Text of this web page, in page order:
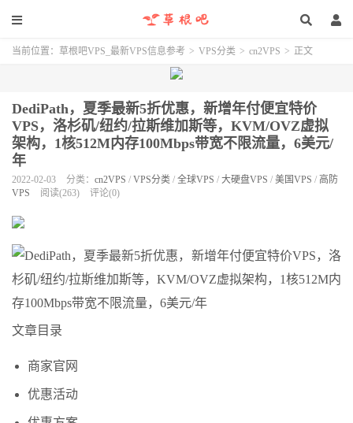
当前位置： 草根吧VPS_最新VPS信息参考 > VPS分类 > cn2VPS > 正文
DediPath，夏季最新5折优惠，新增年付便宜特价
VPS，洛杉矶/纽约/拉斯维加斯等，KVM/OVZ虚拟
架构，1核512M内存100Mbps带宽不限流量，6美元/
年
2022-02-03 分类： cn2VPS / VPS分类 / 全球VPS / 大硬盘VPS / 美国VPS / 高防
VPS
阅读(263) 评论(0)
文章目录
商家官网
优惠活动